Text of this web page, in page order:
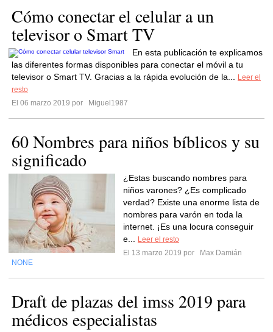
Cómo conectar el celular a un
televisor o Smart TV
En esta publicación te explicamos
las diferentes formas disponibles para conectar el móvil a tu
televisor o Smart TV. Gracias a la rápida evolución de la...
Leer el
resto
El 06 marzo 2019 por
Miguel1987
60 Nombres para niños bíblicos y su
significado
¿Estas buscando nombres para
niños varones? ¿Es complicado
verdad? Existe una enorme lista de
nombres para varón en toda la
internet. ¡Es una locura conseguir
e...
Leer el resto
El 13 marzo 2019 por
Max Damián
NONE
Draft de plazas del imss 2019 para
médicos especialistas